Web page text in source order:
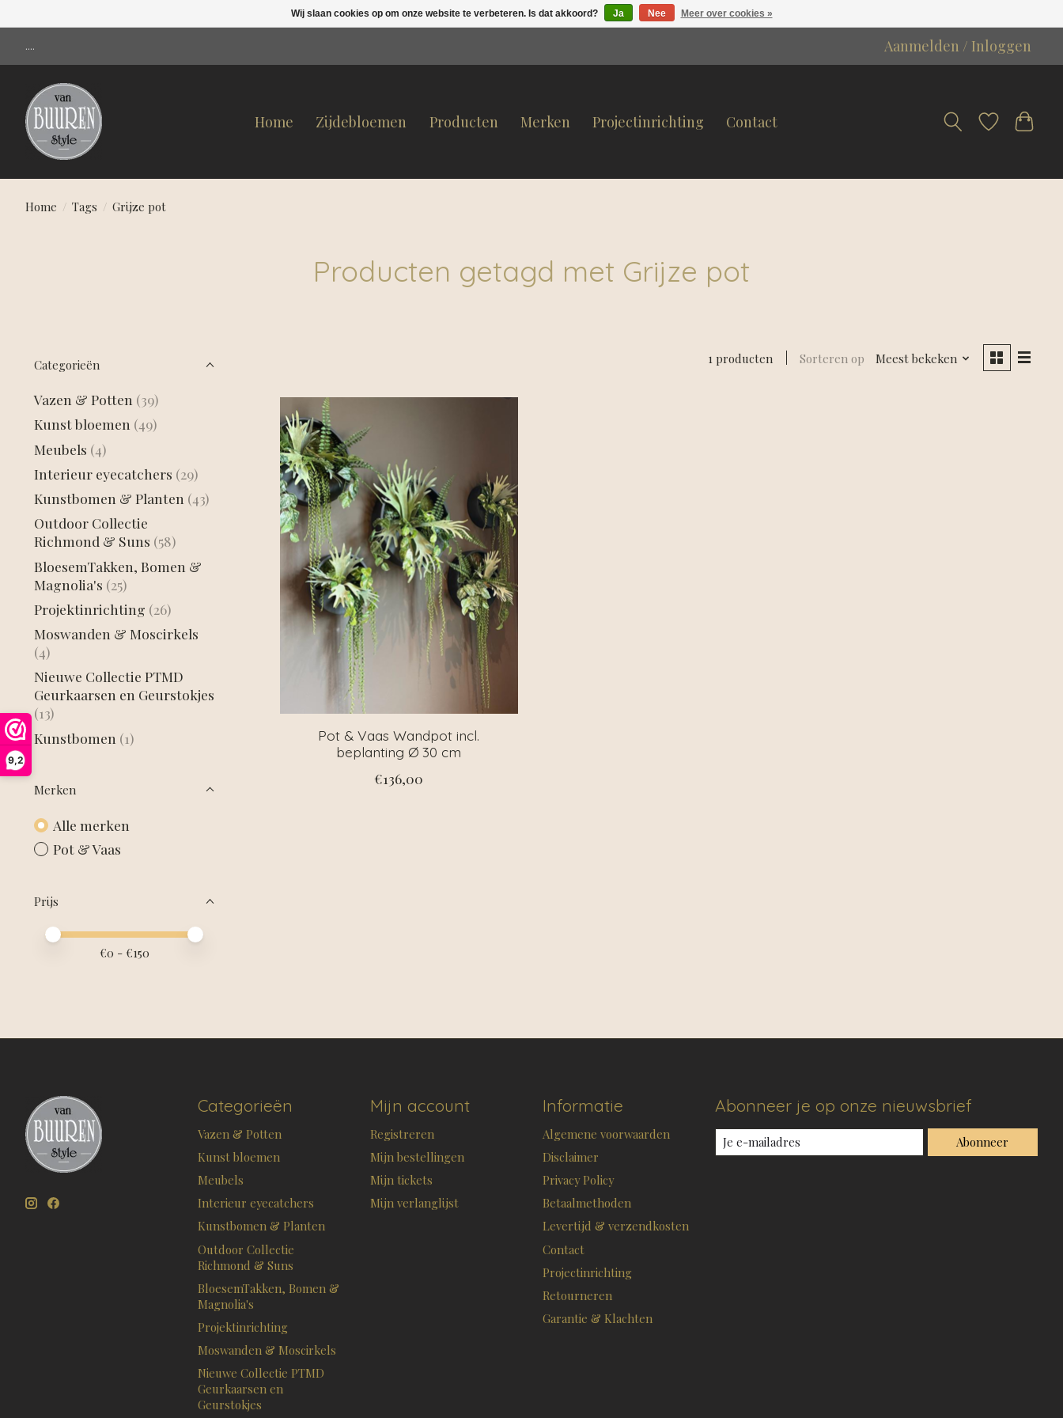
9,2
.... Aanmelden / Inloggen
Home Zijdebloemen Producten Merken Projectinrichting Contact
Home / Tags / Grijze pot
Producten getagd met Grijze pot
Categorieën
Vazen & Potten (39)
Kunst bloemen (49)
Meubels (4)
Interieur eyecatchers (29)
Kunstbomen & Planten (43)
Outdoor Collectie
Richmond & Suns (58)
BloesemTakken, Bomen &
Magnolia's (25)
Projektinrichting (26)
Moswanden & Moscirkels
(4)
Nieuwe Collectie PTMD
Geurkaarsen en Geurstokjes
(13)
Kunstbomen (1)
Merken
Alle merken
Pot & Vaas
Prijs
Minimale prijswaarde
Price maximum value
€0 - €150
1 producten Sorteren op Meest bekeken
Pot & Vaas Wandpot incl.
beplanting Ø 30 cm
€136,00
Categorieën
Vazen & Potten
Kunst bloemen
Meubels
Interieur eyecatchers
Kunstbomen & Planten
Outdoor Collectie
Richmond & Suns
BloesemTakken, Bomen &
Magnolia's
Projektinrichting
Moswanden & Moscirkels
Nieuwe Collectie PTMD
Geurkaarsen en
Geurstokjes
Mijn account
Registreren
Mijn bestellingen
Mijn tickets
Mijn verlanglijst
Informatie
Algemene voorwaarden
Disclaimer
Privacy Policy
Betaalmethoden
Levertijd & verzendkosten
Contact
Projectinrichting
Retourneren
Garantie & Klachten
Abonneer je op onze nieuwsbrief
Abonneer
Wij slaan cookies op om onze website te verbeteren. Is dat akkoord? Ja Nee Meer over cookies »